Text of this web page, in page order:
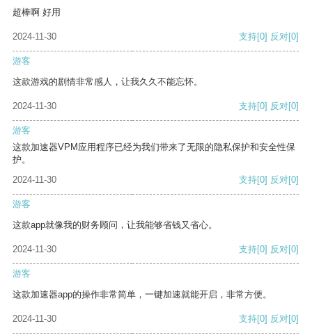
超棒啊 好用
2024-11-30 支持[0] 反对[0]
游客
这款游戏的剧情非常感人，让我久久不能忘怀。
2024-11-30 支持[0] 反对[0]
游客
这款加速器VPM应用程序已经为我们带来了无限的隐私保护和安全性保
护。
2024-11-30
支持[0] 反对[0]
游客
这款app就像我的财务顾问，让我能够省钱又省心。
2024-11-30 支持[0] 反对[0]
游客
这款加速器app的操作非常简单，一键加速就能开启，非常方便。
2024-11-30 支持[0] 反对[0]